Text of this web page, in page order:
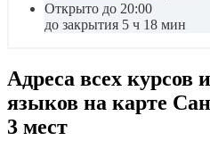
Открыто до 20:00
до закрытия 5 ч 18 мин
Адреса всех курсов
языков на карте
3 мест